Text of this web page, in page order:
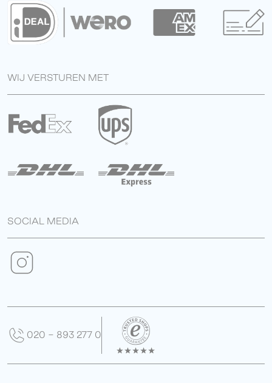
WIJ VERSTUREN MET
SOCIAL MEDIA
020 - 893 277 0